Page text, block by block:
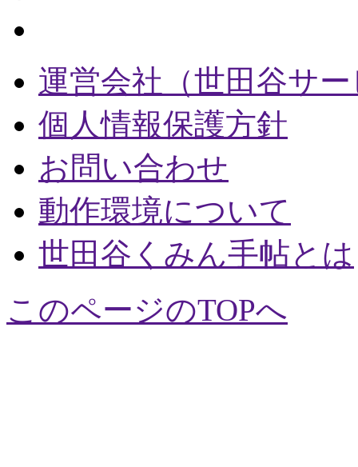
運営会社（世田谷サ
個人情報保護方針
お問い合わせ
動作環境について
世田谷くみん手帖とは
このページのTOPへ